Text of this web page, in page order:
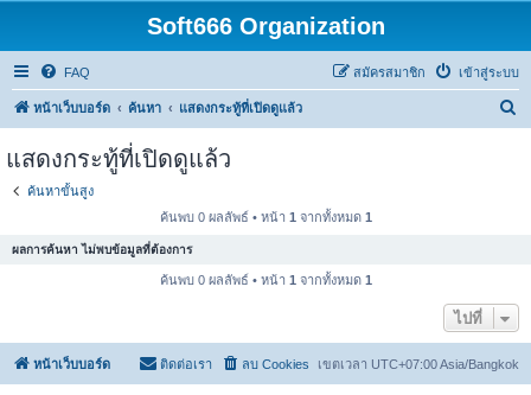
Soft666 Organization
FAQ เข้าสู่ระบบ
สมัครสมาชิก
หน้าเว็บบอร์ด ค้นหา แสดงกระทู้ที่เปิดดูแล้ว
แสดงกระทู้ที่เปิดดูแล้ว
ค้นหาขั้นสูง
ค้นพบ 0 ผลลัพธ์ • หน้า 1 จากทั้งหมด 1
ผลการค้นหา ไม่พบข้อมูลที่ต้องการ
ค้นพบ 0 ผลลัพธ์ • หน้า 1 จากทั้งหมด 1
ไปที่
หน้าเว็บบอร์ด เขตเวลา UTC+07:00 Asia/Bangkok
ลบ Cookies
ติดต่อเรา